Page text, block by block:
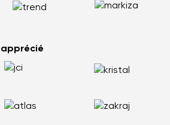
pas la fin du monde : comment vivre